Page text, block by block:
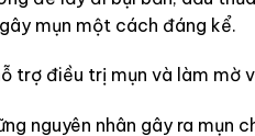
mụn một cách đáng kể.
trợ điều trị mụn và làm mờ
nguyên nhân gây ra mụn